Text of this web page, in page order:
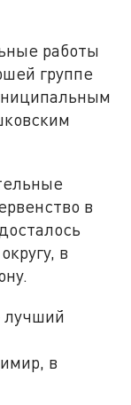
работы
группе
в
в
лучший
в